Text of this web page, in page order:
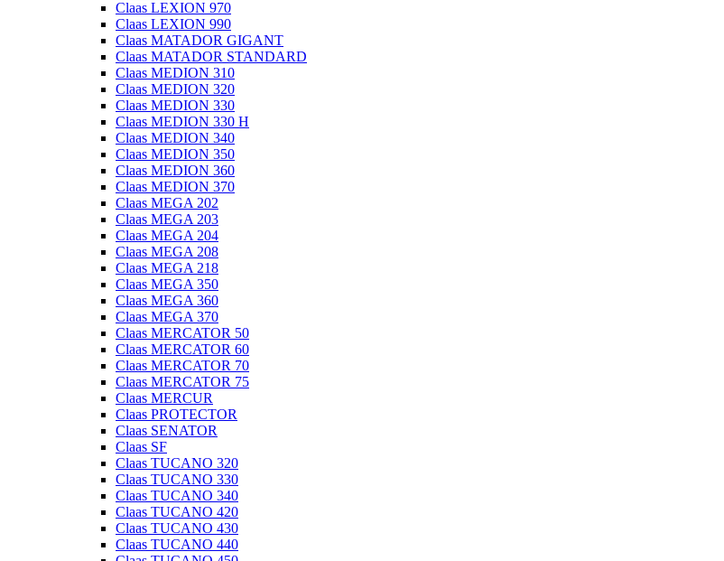
Claas LEXION 970
Claas LEXION 990
Claas MATADOR GIGANT
Claas MATADOR STANDARD
Claas MEDION 310
Claas MEDION 320
Claas MEDION 330
Claas MEDION 330 H
Claas MEDION 340
Claas MEDION 350
Claas MEDION 360
Claas MEDION 370
Claas MEGA 202
Claas MEGA 203
Claas MEGA 204
Claas MEGA 208
Claas MEGA 218
Claas MEGA 350
Claas MEGA 360
Claas MEGA 370
Claas MERCATOR 50
Claas MERCATOR 60
Claas MERCATOR 70
Claas MERCATOR 75
Claas MERCUR
Claas PROTECTOR
Claas SENATOR
Claas SF
Claas TUCANO 320
Claas TUCANO 330
Claas TUCANO 340
Claas TUCANO 420
Claas TUCANO 430
Claas TUCANO 440